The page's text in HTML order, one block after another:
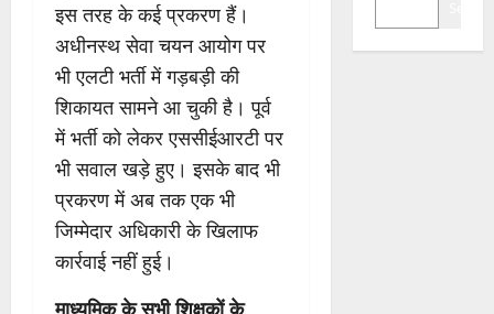
इस तरह के कई प्रकरण हैं।
अधीनस्थ सेवा चयन आयोग पर
भी एलटी भर्ती में गड़बड़ी की
शिकायत सामने आ चुकी है। पूर्व
में भर्ती को लेकर एससीईआरटी पर
भी सवाल खड़े हुए। इसके बाद भी
प्रकरण में अब तक एक भी
जिम्मेदार अधिकारी के खिलाफ
कार्रवाई नहीं हुई।
माध्यमिक के सभी शिक्षकों के